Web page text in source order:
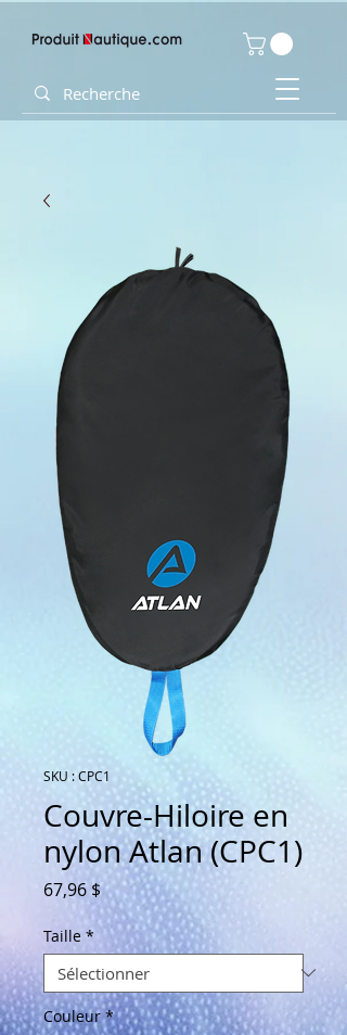
SKU : CPC1
Couvre-Hiloire en
nylon Atlan (CPC1)
67,96 $Prix
Taille *
Couleur *